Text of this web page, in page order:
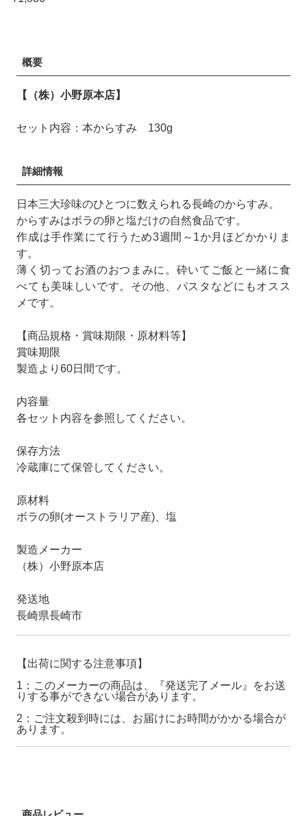
概要
【（株）小野原本店】
セット内容：本からすみ 130g
詳細情報
日本三大珍味のひとつに数えられる長崎のからすみ。
からすみはボラの卵と塩だけの自然食品です。
作成は手作業にて行うため3週間～1か月ほどかかりま
す。
薄く切ってお酒のおつまみに。砕いてご飯と一緒に食
べても美味しいです。その他、パスタなどにもオスス
メです。
【商品規格・賞味期限・原材料等】
賞味期限
製造より60日間です。
内容量
各セット内容を参照してください。
保存方法
冷蔵庫にて保管してください。
原材料
ボラの卵(オーストラリア産)、塩
製造メーカー
（株）小野原本店
発送地
長崎県長崎市
【出荷に関する注意事項】
1：このメーカーの商品は、『発送完了メール』をお送
りする事ができない場合があります。
2：ご注文殺到時には、お届けにお時間がかかる場合が
あります。